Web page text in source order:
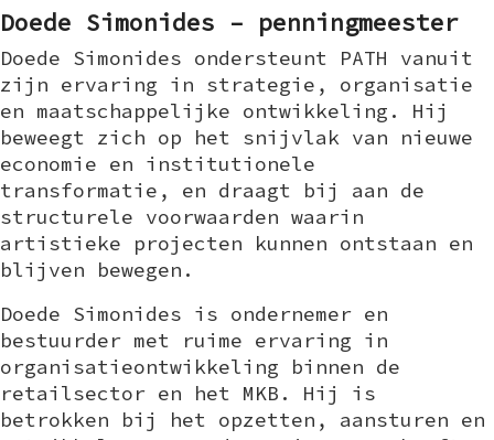
Doede Simonides – penningmeester
Doede Simonides ondersteunt PATH vanuit
zijn ervaring in strategie, organisatie
en maatschappelijke ontwikkeling. Hij
beweegt zich op het snijvlak van nieuwe
economie en institutionele
transformatie, en draagt bij aan de
structurele voorwaarden waarin
artistieke projecten kunnen ontstaan en
blijven bewegen.
Doede Simonides is ondernemer en
bestuurder met ruime ervaring in
organisatieontwikkeling binnen de
retailsector en het MKB. Hij is
betrokken bij het opzetten, aansturen en